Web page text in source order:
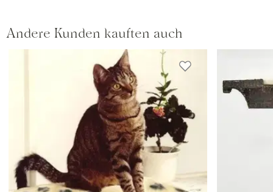
Andere Kunden kauften auch